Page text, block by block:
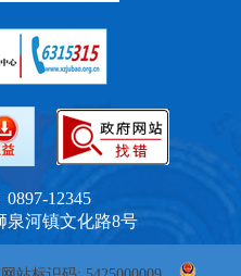
12345
泉河镇文化路8号